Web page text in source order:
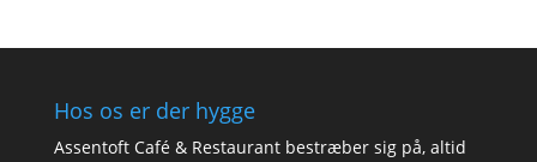
Hos os er der hygge
Assentoft Café & Restaurant bestræber sig på, altid